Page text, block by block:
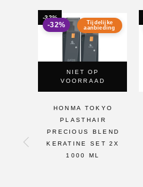
-32%
Tijdelijke
aanbieding
-32%
NIET OP
VOORRAAD
HONMA TOKYO
PLASTHAIR
PRECIOUS BLEND
KERATINE SET 2X
1000 ML